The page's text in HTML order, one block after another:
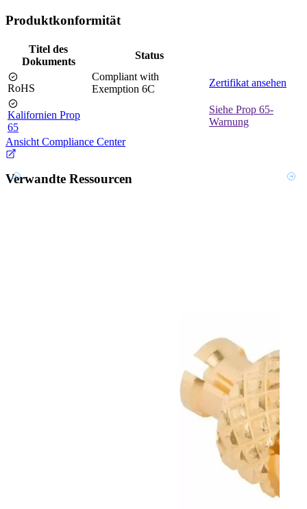
Produktkonformität
Titel des
Dokuments
Status
RoHS
Compliant with
Exemption 6C
Zertifikat ansehen
Kalifornien Prop
65
Siehe Prop 65-
Warnung
Ansicht Compliance Center
Verwandte Ressourcen